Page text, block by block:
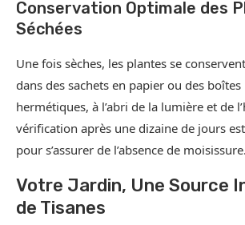
Conservation Optimale des
Séchées
Une fois sèches, les plantes se
dans des sachets en papier ou des
hermétiques, à l’abri de la lumière et de
vérification après une dizaine de jours
pour s’assurer de l’absence de moisissure.
Votre Jardin, Une Source
de Tisanes